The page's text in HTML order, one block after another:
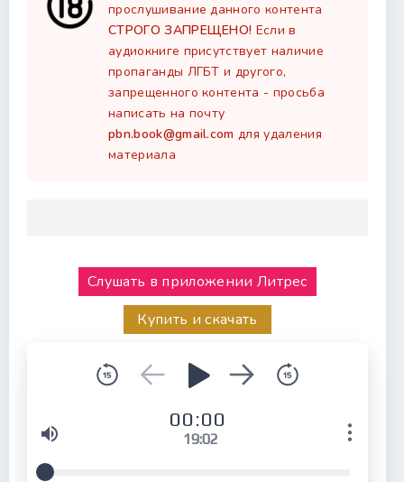
прослушивание данного контента
СТРОГО ЗАПРЕЩЕНО! Если в
аудиокниге присутствует наличие
пропаганды ЛГБТ и другого,
запрещенного контента - просьба
написать на почту
pbn.book@gmail.com для удаления
материала
Слушать в приложении Литрес
Купить и скачать
00:00
19:02